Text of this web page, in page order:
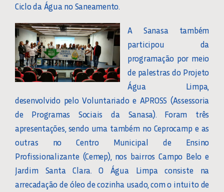
Ciclo da Água no Saneamento.
A Sanasa também
participou da
programação por meio
de palestras do Projeto
Água Limpa,
desenvolvido pelo Voluntariado e APROSS (Assessoria
de Programas Sociais da Sanasa). Foram três
apresentações, sendo uma também no Ceprocamp e as
outras no Centro Municipal de Ensino
Profissionalizante (Cemep), nos bairros Campo Belo e
Jardim Santa Clara. O Água Limpa consiste na
arrecadação de óleo de cozinha usado, com o intuito de